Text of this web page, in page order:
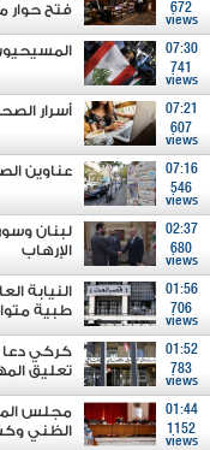
672
views
فتح حوار
07:30
741
views
07:21
607
views
أسرار الصحف 6 آب
07:16
546
views
عناوين الصحف 6
02:37
680
views
لبنان
الإرهاب
01:56
706
views
النيابة
طبية
01:52
783
views
كركي دعا
تعليق
01:44
1152
views
مجلس
الظني